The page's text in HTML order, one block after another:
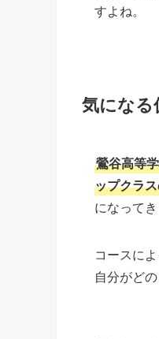
すよね。
気になる
鶯谷高等
ップクラ
になってき
コースに
自分がど